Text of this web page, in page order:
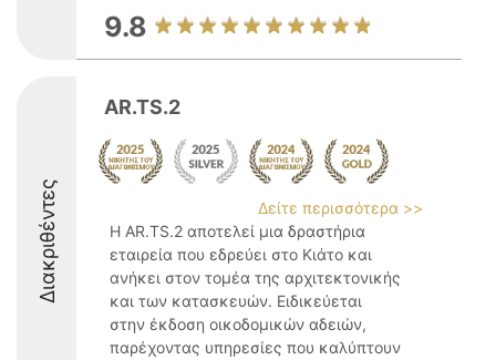
9.8
Διακριθέντες
AR.TS.2
Δείτε περισσότερα >>
Η AR.TS.2 αποτελεί μια δραστήρια
εταιρεία που εδρεύει στο Κιάτο και
ανήκει στον τομέα της αρχιτεκτονικής
και των κατασκευών. Ειδικεύεται
στην έκδοση οικοδομικών αδειών,
παρέχοντας υπηρεσίες που καλύπτουν